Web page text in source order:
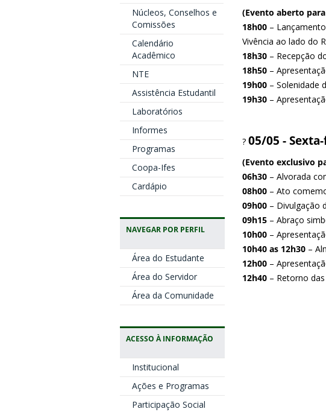
Núcleos, Conselhos e
Comissões
Calendário
Acadêmico
NTE
Assistência Estudantil
Laboratórios
Informes
Programas
Coopa-Ifes
Cardápio
NAVEGAR POR PERFIL
Área do Estudante
Área do Servidor
Área da Comunidade
ACESSO À INFORMAÇÃO
Institucional
Ações e Programas
Participação Social
(Evento aberto
18h00 –
Vivência ao lado do
18h30 – Recepção
18h50 –
19h00 – Solenidade
19h30 –
? 05/05 -
(Evento exclusivo
06h30 – Alvorada
08h00 – Ato
09h00 – Divulgação
09h15 – Abraço
10h00 –
10h40 as 12h30 –
12h00 –
12h40 – Retorno